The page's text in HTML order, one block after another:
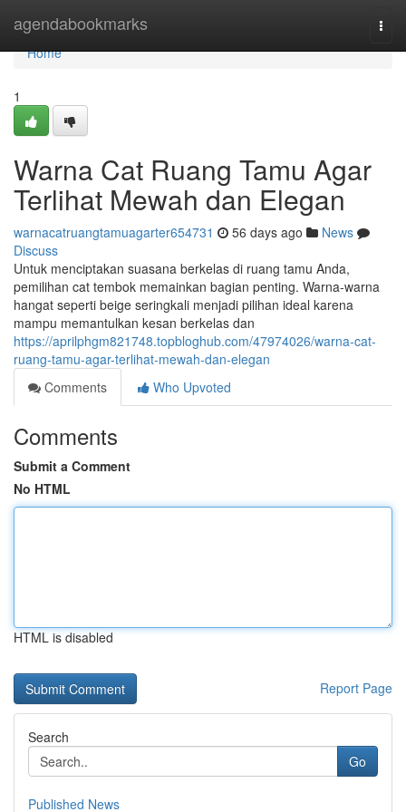
agendabookmarks
Home
Home
1
Warna Cat Ruang Tamu Agar
Terlihat Mewah dan Elegan
warnacatruangtamuagarter654731 56 days ago
News
Discuss
Untuk menciptakan suasana berkelas di ruang tamu Anda,
pemilihan cat tembok memainkan bagian penting. Warna-warna
hangat seperti beige seringkali menjadi pilihan ideal karena
mampu memantulkan kesan berkelas dan
https://aprilphgm821748.topbloghub.com/47974026/warna-cat-
ruang-tamu-agar-terlihat-mewah-dan-elegan
Comments
Who Upvoted
Comments
Submit a Comment
No HTML
HTML is disabled
Report Page
Search
Go
Published News